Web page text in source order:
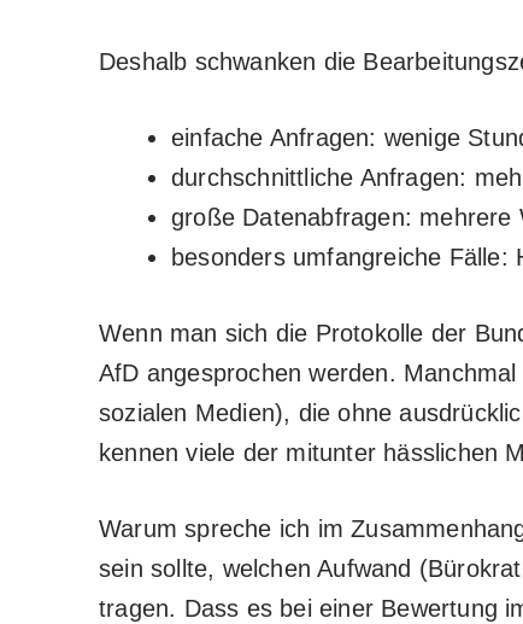
Deshalb schwanken die
einfache Anfragen: wenige
durchschnittliche Anfragen:
große Datenabfragen: mehrere
besonders umfangreiche Fälle:
Wenn man sich die Protokolle der
AfD angesprochen werden.
sozialen Medien), die ohne
kennen viele der mitunter hässlichen
Warum spreche ich im
sein sollte, welchen Aufwand
tragen. Dass es bei einer Bewertung